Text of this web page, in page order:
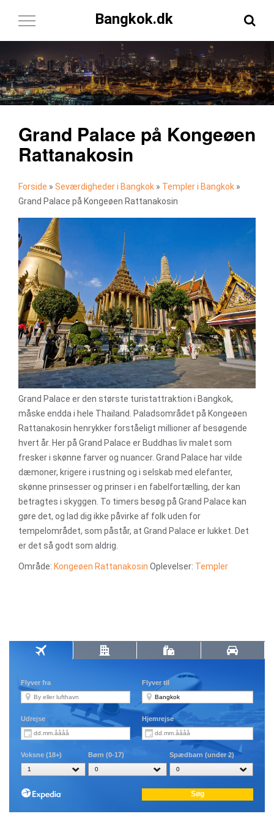
Bangkok.dk
Toggle
Grand Palace på Kongeøen
Rattanakosin
Forside » Seværdigheder i Bangkok » Templer i Bangkok »
Grand Palace på Kongeøen Rattanakosin
Grand Palace er den største turistattraktion i Bangkok,
måske endda i hele Thailand. Paladsområdet på Kongeøen
Rattanakosin henrykker forståeligt millioner af besøgende
hvert år. Her på Grand Palace er Buddhas liv malet som
fresker i skønne farver og nuancer. Grand Palace har vilde
dæmoner, krigere i rustning og i selskab med elefanter,
skønne prinsesser og prinser i en fabelfortælling, der kan
betragtes i skyggen. To timers besøg på Grand Palace kan
gøre det, og lad dig ikke påvirke af folk uden for
tempelområdet, som påstår, at Grand Palace er lukket. Det
er det så godt som aldrig.
Område: Kongeøen Rattanakosin Oplevelser: Templer